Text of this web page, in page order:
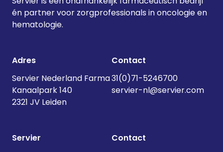
én partner voor zorgprofessionals in oncologie en
hematologie.
Adres
Servier Nederland Farma
Kanaalpark 140
2321 JV Leiden
Contact
31(0)71-5246700
servier-nl@servier.com
Servier
Contact